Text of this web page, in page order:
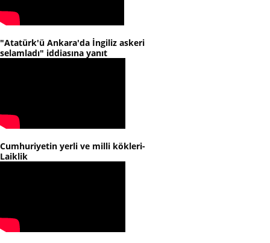
"Atatürk'ü Ankara'da İngiliz askeri
selamladı" iddiasına yanıt
Cumhuriyetin yerli ve milli kökleri-
Laiklik